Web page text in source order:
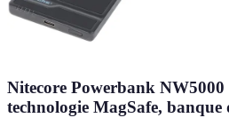
Nitecore Powerbank NW5000
technologie MagSafe,